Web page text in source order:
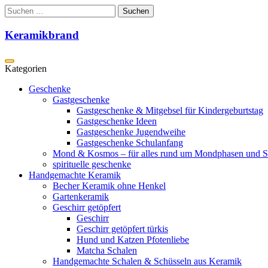
Zum
Inhalt
springen
Suchen
nach:
Keramikbrand
Geschenke
Gastgeschenke
Gastgeschenke & Mitgebsel für Kindergeburtstag
Gastgeschenke Ideen
Gastgeschenke Jugendweihe
Gastgeschenke Schulanfang
Mond & Kosmos – für alles rund um Mondphasen und
spirituelle geschenke
Handgemachte Keramik
Becher Keramik ohne Henkel
Gartenkeramik
Geschirr getöpfert
Geschirr
Geschirr getöpfert türkis
Hund und Katzen Pfotenliebe
Matcha Schalen
Handgemachte Schalen & Schüsseln aus Keramik